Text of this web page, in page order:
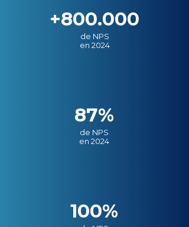
+800.000
de NPS
en 2024
87%
de NPS
en 2024
100%